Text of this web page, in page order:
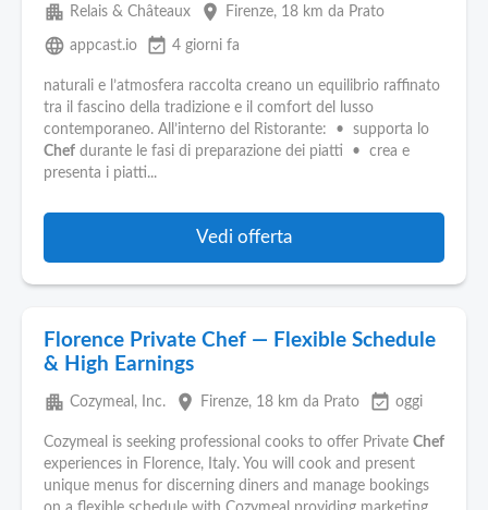
apartment Relais & Châteaux place Firenze, 18 km da Prato
language appcast.io event_available 4 giorni fa
naturali e l’atmosfera raccolta creano un equilibrio raffinato
tra il fascino della tradizione e il comfort del lusso
contemporaneo. All’interno del Ristorante: • supporta lo
Chef durante le fasi di preparazione dei piatti • crea e
presenta i piatti...
Vedi offerta
Florence Private Chef — Flexible Schedule
& High Earnings
apartment Cozymeal, Inc. place Firenze, 18 km da Prato event_available oggi
Cozymeal is seeking professional cooks to offer Private Chef
experiences in Florence, Italy. You will cook and present
unique menus for discerning diners and manage bookings